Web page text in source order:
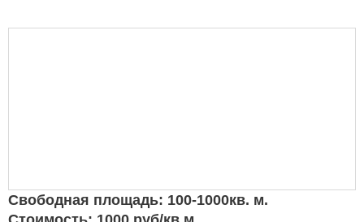
Свободная площадь: 100-1000кв. м.